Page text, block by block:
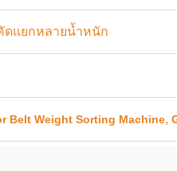
คัดแยกหลายน้ำหนัก
Belt Weight Sorting Machine,